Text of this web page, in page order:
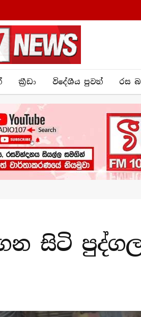
ක්‍රී​ඩා විදේශීය පුවත් රස
සිටි